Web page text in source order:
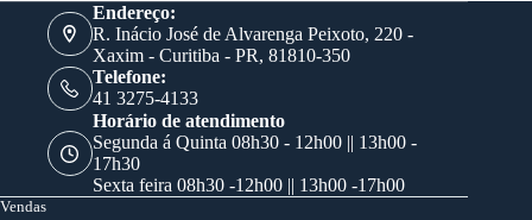
Endereço:
R. Inácio José de Alvarenga Peixoto, 220 -
Xaxim - Curitiba - PR, 81810-350
Telefone:
41 3275-4133
Horário de atendimento
Segunda á Quinta 08h30 - 12h00 || 13h00 -
17h30
Sexta feira 08h30 -12h00 || 13h00 -17h00
Vendas